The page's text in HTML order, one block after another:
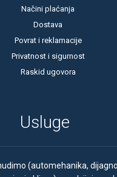
Načini plaćanja
Dostava
Povrat i reklamacije
Privatnost i sigurnost
Raskid ugovora
Usluge
(automehanika,